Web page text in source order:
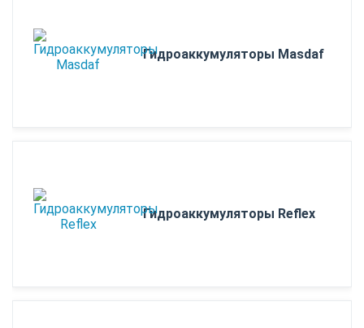
Гидроаккумуляторы Masdaf
Гидроаккумуляторы Reflex